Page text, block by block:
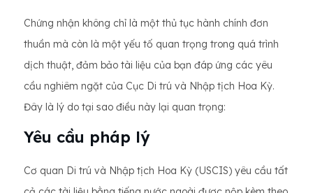
Chứng nhận không chỉ là một thủ tục hành chính đơn
thuần mà còn là một yếu tố quan trọng trong quá trình
dịch thuật, đảm bảo tài liệu của bạn đáp ứng các yêu
cầu nghiêm ngặt của Cục Di trú và Nhập tịch Hoa Kỳ.
Đây là lý do tại sao điều này lại quan trọng:
Yêu cầu pháp lý
Cơ quan Di trú và Nhập tịch Hoa Kỳ (USCIS) yêu cầu tất